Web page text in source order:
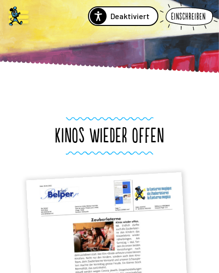
Deaktiviert Einschreiben
KINOS WIEDER OFFEN